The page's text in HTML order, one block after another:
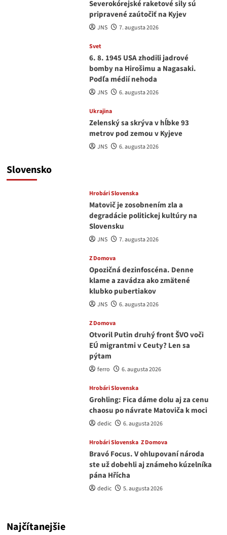
Severokórejské raketové sily sú
pripravené zaútočiť na Kyjev
JNS 7. augusta 2026
Svet
6. 8. 1945 USA zhodili jadrové
bomby na Hirošimu a Nagasaki.
Podľa médií nehoda
JNS 6. augusta 2026
Ukrajina
Zelenský sa skrýva v hĺbke 93
metrov pod zemou v Kyjeve
JNS 6. augusta 2026
Slovensko
Hrobári Slovenska
Matovič je zosobnením zla a
degradácie politickej kultúry na
Slovensku
JNS 7. augusta 2026
Z Domova
Opozičná dezinfoscéna. Denne
klame a zavádza ako zmätené
klubko pubertiakov
JNS 6. augusta 2026
Z Domova
Otvoril Putin druhý front ŠVO voči
EÚ migrantmi v Ceuty? Len sa
pýtam
ferro 6. augusta 2026
Hrobári Slovenska
Grohling: Fica dáme dolu aj za cenu
chaosu po návrate Matoviča k moci
dedic 6. augusta 2026
Hrobári Slovenska Z Domova
Bravó Focus. V ohlupovaní národa
ste už dobehli aj známeho kúzelníka
pána Hřícha
dedic 5. augusta 2026
Najčítanejšie